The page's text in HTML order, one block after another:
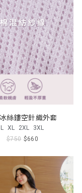
絲鏤空針織外套
L XL 2XL 3XL
$750 $660